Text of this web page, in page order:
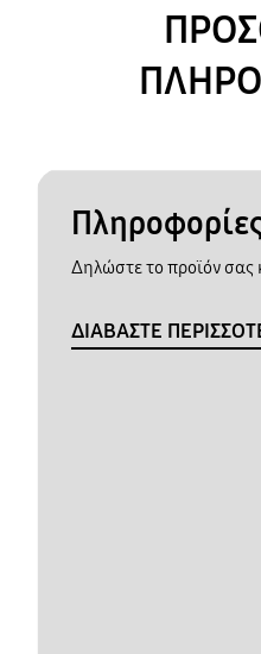
Δηλώστε το προϊόν σας
ΔΙΑΒΑΣΤΕ